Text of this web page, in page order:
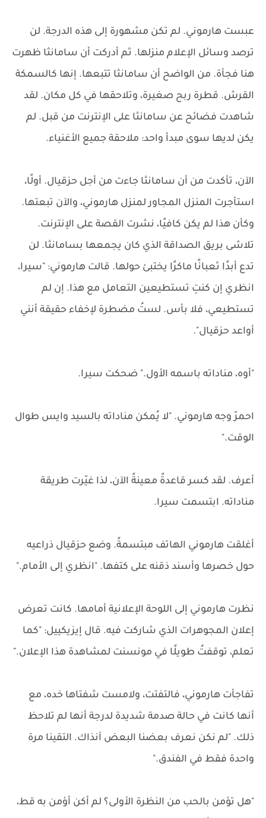
عبست هارموني. لم تكن مشهورة إلى هذه الدرجة. لن
ترصد وسائل الإعلام منزلها. ثم أدركت أن سامانثا ظهرت
هنا فجأة. من الواضح أن سامانثا تتبعها. إنها كالسمكة
القرش. قطرة ربح صغيرة، وتلاحقها في كل مكان. لقد
شاهدت فضائح عن سامانثا على الإنترنت من قبل. لم
يكن لديها سوى مبدأ واحد: ملاحقة جميع الأغنياء.
الآن، تأكدت من أن سامانثا جاءت من أجل حزقيال. أولًا،
استأجرت المنزل المجاور لمنزل هارموني، والآن تبعتها.
وكأن هذا لم يكن كافيًا، نشرت القصة على الإنترنت.
تلاشى بريق الصداقة الذي كان يجمعها بسامانثا. لن
تدع أبدًا ثعبانًا ماكرًا يختبئ حولها. قالت هارموني: "سيرا،
انظري إن كنتِ تستطيعين التعامل مع هذا. إن لم
تستطيعي، فلا بأس. لستُ مضطرة لإخفاء حقيقة أنني
أواعد حزقيال".
"أوه، مناداته باسمه الأول." ضحكت سيرا.
احمرّ وجه هارموني. "لا يُمكن مناداته بالسيد وايس طوال
الوقت."
أعرف. لقد كسر قاعدةً معينةً الآن، لذا غيّرت طريقة
مناداته. ابتسمت سيرا.
أغلقت هارموني الهاتف مبتسمةً. وضع حزقيال ذراعيه
حول خصرها وأسند ذقنه على كتفها. "انظري إلى الأمام."
نظرت هارموني إلى اللوحة الإعلانية أمامها. كانت تعرض
إعلان المجوهرات الذي شاركت فيه. قال إيزيكييل: "كما
تعلم، توقفتُ طويلًا في مونسنت لمشاهدة هذا الإعلان."
تفاجأت هارموني، فالتفتت، ولامست شفتاها خده، مع
أنها كانت في حالة صدمة شديدة لدرجة أنها لم تلاحظ
ذلك. "لم نكن نعرف بعضنا البعض آنذاك. التقينا مرة
واحدة فقط في الفندق."
"هل تؤمن بالحب من النظرة الأولى؟ لم أكن أؤمن به قط،